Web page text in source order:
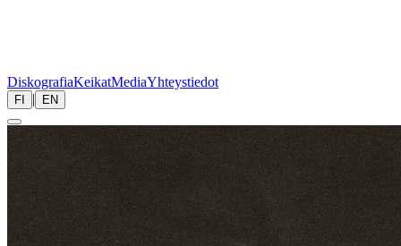
DiskografiaKeikatMediaYhteystiedot
FI | EN